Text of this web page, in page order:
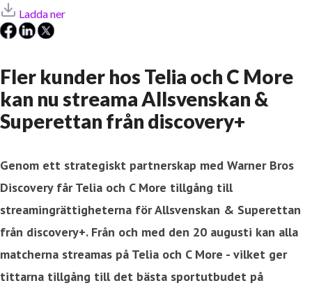
Ladda ner
Fler kunder hos Telia och C More
kan nu streama Allsvenskan &
Superettan från discovery+
Genom ett strategiskt partnerskap med Warner Bros
Discovery får Telia och C More tillgång till
streamingrättigheterna för Allsvenskan & Superettan
från discovery+. Från och med den 20 augusti kan alla
matcherna streamas på Telia och C More - vilket ger
tittarna tillgång till det bästa sportutbudet på